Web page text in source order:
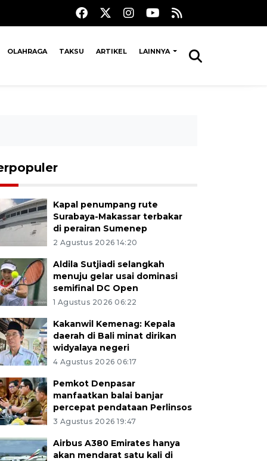
OLAHRAGA TAKSU ARTIKEL LAINNYA
Kapal penumpang rute
Surabaya-Makassar terbakar
di perairan Sumenep
2 Agustus 2026 14:20
Aldila Sutjiadi selangkah
menuju gelar usai dominasi
semifinal DC Open
1 Agustus 2026 06:22
Kakanwil Kemenag: Kepala
daerah di Bali minat dirikan
widyalaya negeri
4 Agustus 2026 06:17
Pemkot Denpasar
manfaatkan balai banjar
percepat pendataan Perlinsos
3 Agustus 2026 19:47
Airbus A380 Emirates hanya
akan mendarat satu kali di